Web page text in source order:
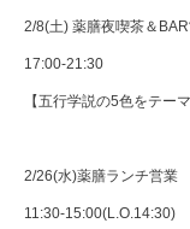
2/8(土) 薬膳夜喫茶＆
17:00-21:30
【五行学説の5色をテー
2/26(水)薬膳ランチ営業
11:30-15:00(L.O.14:30)